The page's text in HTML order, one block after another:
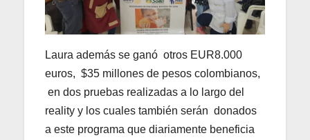
Laura además se ganó otros EUR8.000
euros, $35 millones de pesos colombianos,
en dos pruebas realizadas a lo largo del
reality y los cuales también serán donados
a este programa que diariamente beneficia